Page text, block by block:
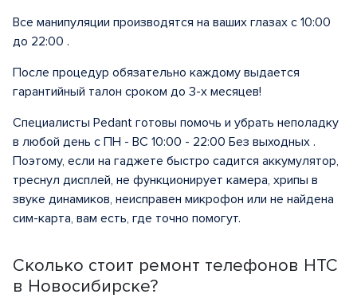
Сколько стоит ремонт телефонов HTC
в Новосибирске?
Все манипуляции производятся на ваших глазах с 10:00
до 22:00 .
После процедур обязательно каждому выдается
гарантийный талон сроком до 3-х месяцев!
Специалисты Pedant готовы помочь и убрать неполадку
в любой день с ПН - ВС 10:00 - 22:00 Без выходных .
Поэтому, если на гаджете быстро садится аккумулятор,
треснул дисплей, не функционирует камера, хрипы в
звуке динамиков, неисправен микрофон или не найдена
сим-карта, вам есть, где точно помогут.